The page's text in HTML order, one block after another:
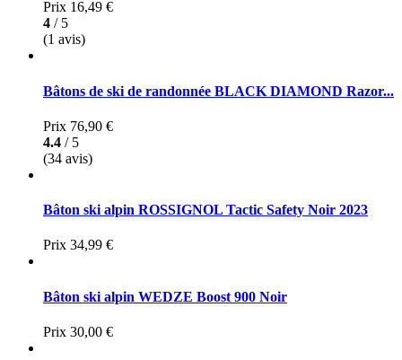
Prix 16,49 €
4 / 5
(1 avis)
Bâtons de ski de randonnée BLACK DIAMOND Razor...
Prix 76,90 €
4.4 / 5
(34 avis)
Bâton ski alpin ROSSIGNOL Tactic Safety Noir 2023
Prix 34,99 €
Bâton ski alpin WEDZE Boost 900 Noir
Prix 30,00 €